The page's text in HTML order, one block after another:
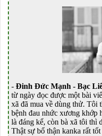
- Đinh Đức Mạnh - Bạc
từ ngày đọc được một bài
xã đã mua về dùng thử. Tôi
bệnh đau nhức xương khớp
là đáng kể, còn bà xã tôi thì
Thật sự bổ thận kanka rất